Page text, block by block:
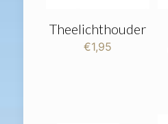
Theelichthouder
€1,95